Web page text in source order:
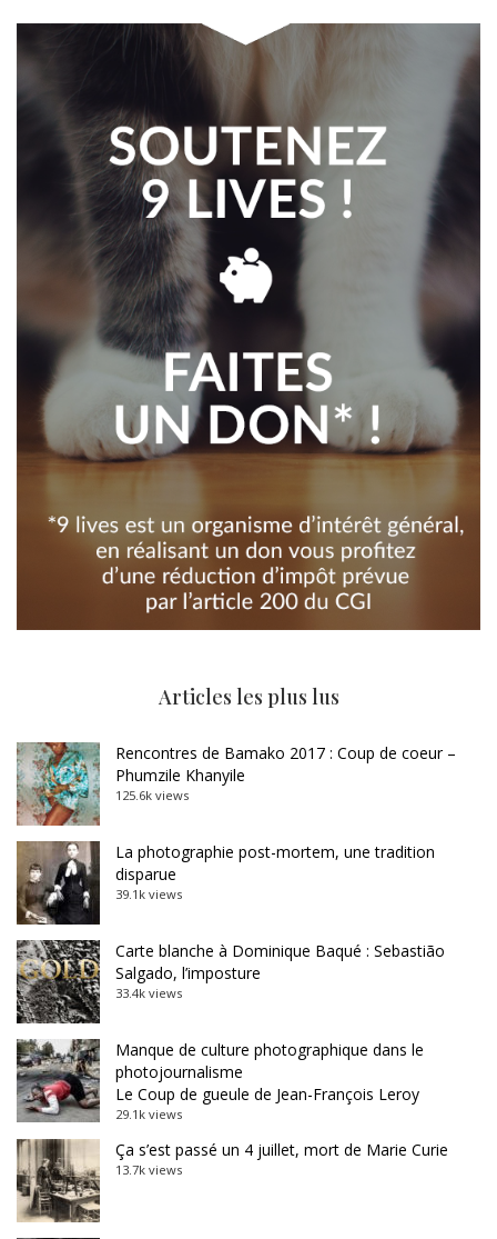
Articles les plus lus
Rencontres de Bamako 2017 : Coup de coeur –
Phumzile Khanyile
125.6k views
La photographie post-mortem, une tradition
disparue
39.1k views
Carte blanche à Dominique Baqué : Sebastião
Salgado, l’imposture
33.4k views
Manque de culture photographique dans le
photojournalisme
Le Coup de gueule de Jean-François Leroy
29.1k views
Ça s’est passé un 4 juillet, mort de Marie Curie
13.7k views